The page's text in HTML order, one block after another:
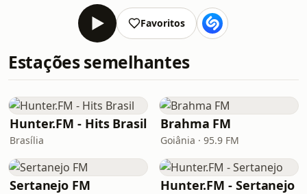
Favoritos
Estações semelhantes
Hunter.FM - Hits Brasil
Brasília
Brahma FM
Goiânia · 95.9 FM
Sertanejo FM Hunter.FM - Sertanejo